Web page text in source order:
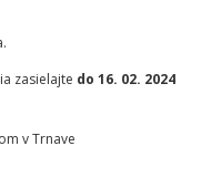
zasielajte do 16. 02. 2024
v Trnave